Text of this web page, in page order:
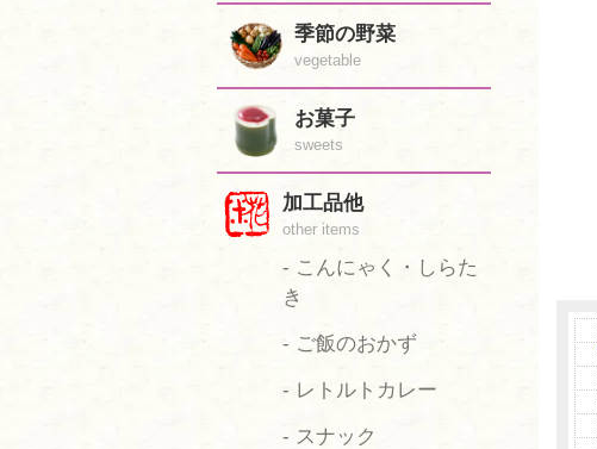
季節の野菜
vegetable
お菓子
sweets
加工品他
other items
- こんにゃく・しらた
き
- ご飯のおかず
- レトルトカレー
- スナック